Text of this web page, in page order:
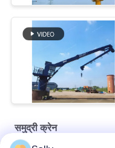
समुद्री क्रेन